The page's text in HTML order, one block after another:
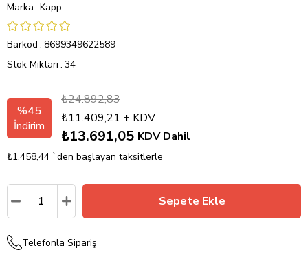
Marka : Kapp
Barkod : 8699349622589
Stok Miktarı : 34
%45
İndirim
₺24.892,83
₺11.409,21 + KDV
KDV Dahil
₺13.691,05
₺1.458,44 `den başlayan taksitlerle
Telefonla Sipariş